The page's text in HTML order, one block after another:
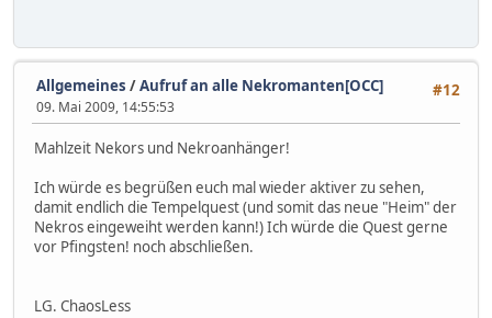
#12
Allgemeines /Aufruf an alle Nekromanten[OCC]
09. Mai 2009, 14:55:53
Mahlzeit Nekors und Nekroanhänger!
Ich würde es begrüßen euch mal wieder aktiver zu sehen,
damit endlich die Tempelquest (und somit das neue "Heim" der
Nekros eingeweiht werden kann!) Ich würde die Quest gerne
vor Pfingsten! noch abschließen.
LG. ChaosLess